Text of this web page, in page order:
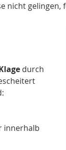
nicht gelingen,
durch
innerhalb